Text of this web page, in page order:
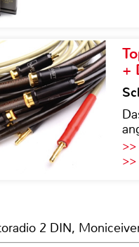
+
>>
2 DIN,